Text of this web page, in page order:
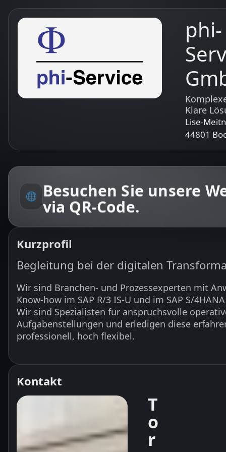
Zum Inhalt springen
phi-
Klare
Lise-
44801
Besuchen Sie unsere
via QR-Code.
Kurzprofil
Begleitung bei der digitalen
Wir sind Branchen- und Prozessexperten mit
Know-how im SAP R/3 IS-U und im SAP S/
Wir sind Spezialisten für anspruchsvolle
Aufgabenstellungen und erledigen diese
professionell, hoch flexibel.
Kontakt
T
o
r